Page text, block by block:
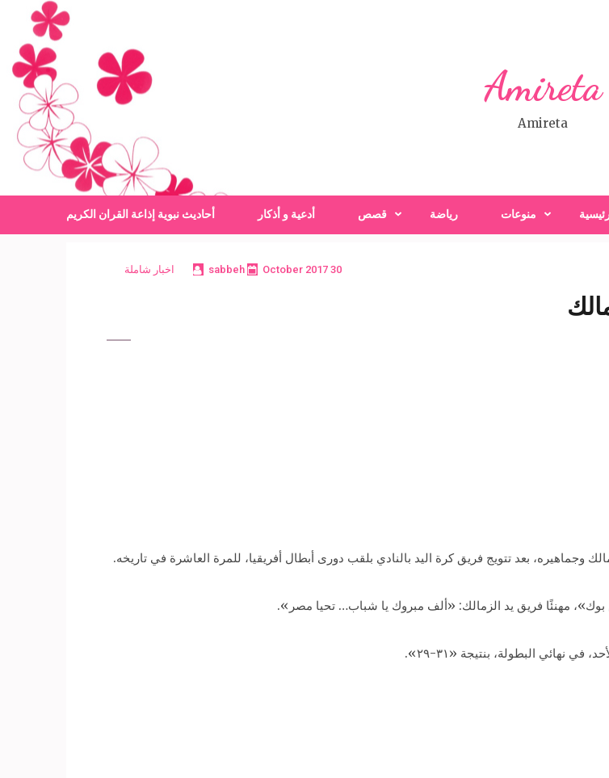
Amireta
Amireta
منوعات رياضة قصص أدعية و أذكار أحاديث نبوية إذاعة القران الكريم
30 October 2017
sabbeh اخبار شاملة
وجماهيره، بعد تتويج فريق كرة اليد بالنادي بلقب دورى أبطال أفريقيا، للمرة العاشرة في تاريخه.
مهنئًا فريق يد الزمالك: «ألف مبروك يا شباب… تحيا مصر».
البطولة، بنتيجة «٣١-٢٩».